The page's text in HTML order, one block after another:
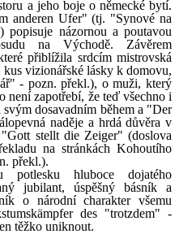
a jeho boje o německé bytí.
anderen Ufer" (tj. "Synové na
názornou a poutavou
na Východě. Závěrem
přiblížila srdcím mistrovská
vizionářské lásky k domovu,
- pozn. překl.), o muži, který
není zapotřebí, že teď všechno i
dosavadním během a "Der
naděje a hrdá důvěra v
stellt die Zeiger" (doslova
na stránkách Kohoutího
překl.).
potlesku hluboce dojatého
jubilant, úspěšný básník a
o národní charakter všemu
des "trotzdem" -
těžko uniknout.